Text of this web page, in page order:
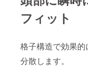
フィット
格子構造で効果的
分散します。